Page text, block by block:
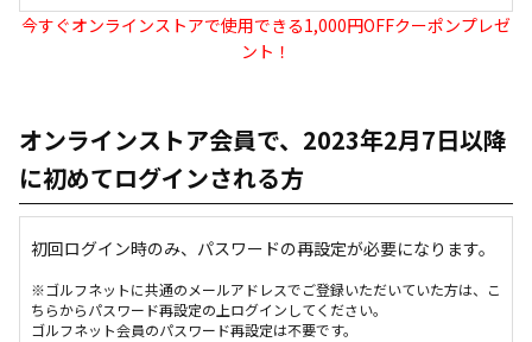
今すぐオンラインストアで使用できる1,000円OFFクーポンプレゼ
ント！
オンラインストア会員で、2023年2月7日以降
に初めてログインされる方
初回ログイン時のみ、パスワードの再設定が必要になります。
※ゴルフネットに共通のメールアドレスでご登録いただいていた方は、こ
ちらからパスワード再設定の上ログインしてください。
ゴルフネット会員のパスワード再設定は不要です。